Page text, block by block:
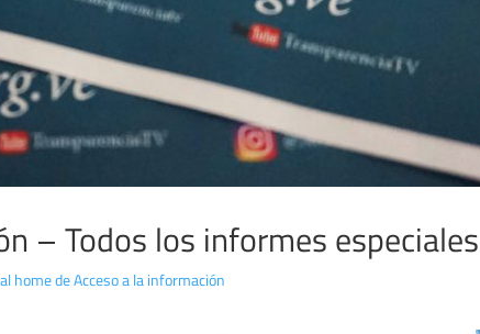
– Todos los informes especiales
home de Acceso a la información